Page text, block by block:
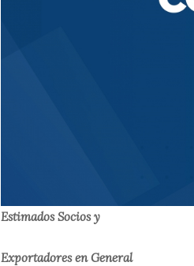
Estimados Socios y
Exportadores en General